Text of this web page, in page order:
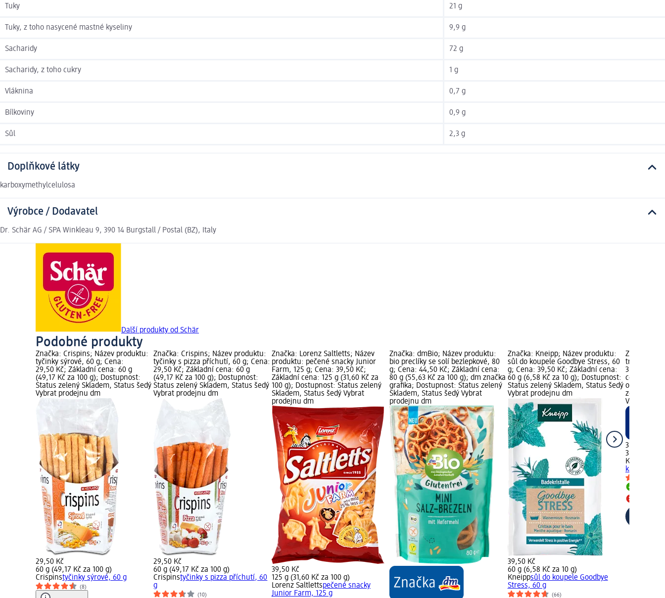
Tuky 21 g
Tuky, z toho nasycené mastné kyseliny 9,9 g
Sacharidy 72 g
Sacharidy, z toho cukry 1 g
Vláknina 0,7 g
Bílkoviny 0,9 g
Sůl 2,3 g
Doplňkové látky
karboxymethylcelulosa
Výrobce / Dodavatel
Dr. Schär AG / SPA Winkleau 9, 390 14 Burgstall / Postal (BZ), Italy
Další produkty od Schär
Podobné produkty
Značka: Crispins; Název produktu:
tyčinky sýrové, 60 g; Cena:
29,50 Kč; Základní cena: 60 g
(49,17 Kč za 100 g); Dostupnost:
Status zelený Skladem, Status šedý
Vybrat prodejnu dm
29,50 Kč
60 g (49,17 Kč za 100 g)
Crispinstyčinky sýrové, 60 g
(8)
Značka: Crispins; Název produktu:
tyčinky s pizza příchutí, 60 g; Cena:
29,50 Kč; Základní cena: 60 g
(49,17 Kč za 100 g); Dostupnost:
Status zelený Skladem, Status šedý
Vybrat prodejnu dm
29,50 Kč
60 g (49,17 Kč za 100 g)
Crispinstyčinky s pizza příchutí, 60
g
(10)
Značka: Lorenz Saltletts; Název
produktu: pečené snacky Junior
Farm, 125 g; Cena: 39,50 Kč;
Základní cena: 125 g (31,60 Kč za
100 g); Dostupnost: Status zelený
Skladem, Status šedý Vybrat
prodejnu dm
39,50 Kč
125 g (31,60 Kč za 100 g)
Lorenz Saltlettspečené snacky
Junior Farm, 125 g
Značka: dmBio; Název produktu:
bio preclíky se solí bezlepkové, 80
g; Cena: 44,50 Kč; Základní cena:
80 g (55,63 Kč za 100 g); dm značka
grafika; Dostupnost: Status zelený
Skladem, Status šedý Vybrat
prodejnu dm
Značka: Kneipp; Název produktu:
sůl do koupele Goodbye Stress, 60
g; Cena: 39,50 Kč; Základní cena:
60 g (6,58 Kč za 10 g); Dostupnost:
Status zelený Skladem, Status šedý
Vybrat prodejnu dm
39,50 Kč
60 g (6,58 Kč za 10 g)
Kneippsůl do koupele Goodbye
Stress, 60 g
(66)
Značka:
trubičky s
35 g; Cena:
cena: 35 g
online
zelený
Všechny
37,50 Kč
35 g (10,71
KOLATCH
karamel,